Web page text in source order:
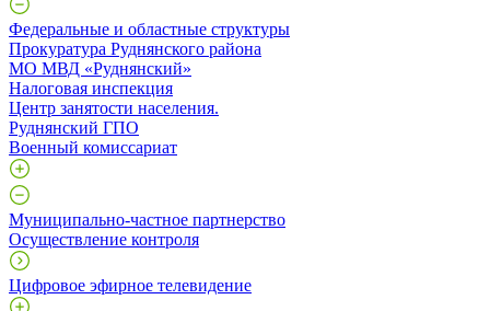
Федеральные и областные структуры
Прокуратура Руднянского района
МО МВД «Руднянский»
Налоговая инспекция
Центр занятости населения.
Руднянский ГПО
Военный комиссариат
Муниципально-частное партнерство
Осуществление контроля
Цифровое эфирное телевидение